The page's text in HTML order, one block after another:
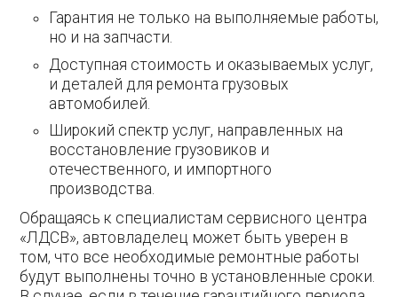
Гарантия не только на выполняемые работы,
но и на запчасти.
Доступная стоимость и оказываемых услуг,
и деталей для ремонта грузовых
автомобилей.
Широкий спектр услуг, направленных на
восстановление грузовиков и
отечественного, и импортного
производства.
Обращаясь к специалистам сервисного центра
«ЛДСВ», автовладелец может быть уверен в
том, что все необходимые ремонтные работы
будут выполнены точно в установленные сроки.